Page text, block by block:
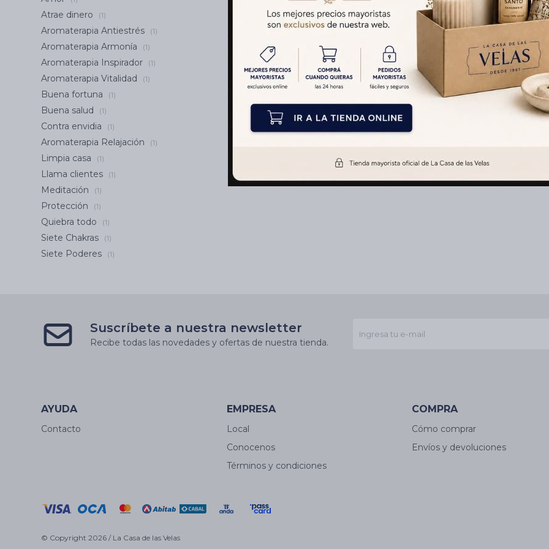
Atrae dinero (1)
Aromaterapia Antiestrés (1)
Aromaterapia Armonía (1)
Aromaterapia Inspirador (1)
Aromaterapia Vitalidad (1)
Buena fortuna (1)
Buena salud (1)
Contra envidia (1)
Aromaterapia Relajación (1)
Limpia casa (1)
Llama clientes (1)
Meditación (1)
Protección (1)
Quiebra todo (1)
Siete Chakras (1)
Siete Poderes (1)
Suscríbete a nuestra newsletter
Recibe todas las novedades y ofertas de nuestra tienda.
AYUDA
Contacto
EMPRESA
Local
Conocenos
Términos y condiciones
COMPRA
Cómo comprar
Envíos y devoluciones
© Copyright 2026 / La Casa de las Velas